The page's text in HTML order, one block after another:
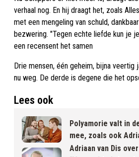
verhaal nog. En hij draagt het, zoals
met een mengeling van schuld,
bezwering. "Tegen echte liefde kun je
een recensent het samen
Drie mensen, één geheim, bijna veertig
nu weg. De derde is degene die het
Lees ook
Polyamorie valt in
mee, zoals ook
Adriaan van Dis